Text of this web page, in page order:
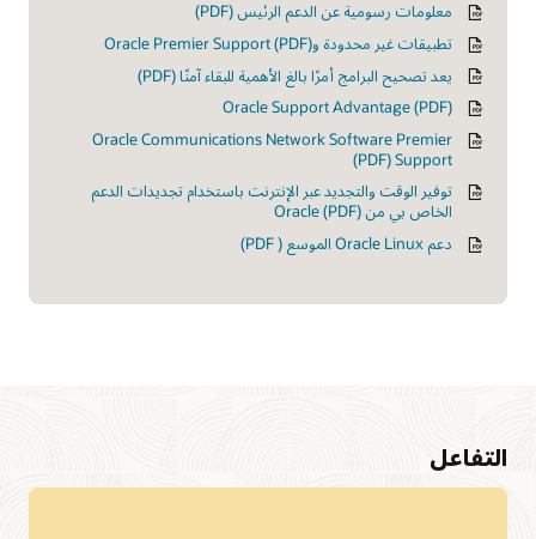
معلومات رسومية عن الدعم الرئيس (PDF)
تطبيقات غير محدودة وOracle Premier Support (PDF)
يعد تصحيح البرامج أمرًا بالغ الأهمية للبقاء آمنًا (PDF)
Oracle Support Advantage (PDF)‎
Oracle Communications Network Software Premier
Support‏ (PDF‏)‎
توفير الوقت والتجديد عبر الإنترنت باستخدام تجديدات الدعم
الخاص بي من Oracle (PDF)
دعم Oracle Linux الموسع ( PDF)
التفاعل